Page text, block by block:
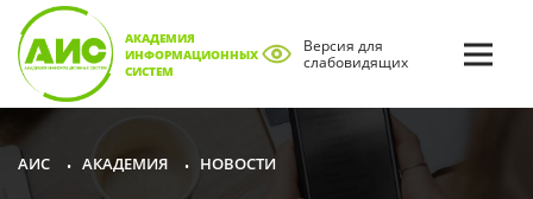
АКАДЕМИЯ
ИНФОРМАЦИОННЫХ
СИСТЕМ
Версия для
слабовидящих
АИС • АКАДЕМИЯ • НОВОСТИ